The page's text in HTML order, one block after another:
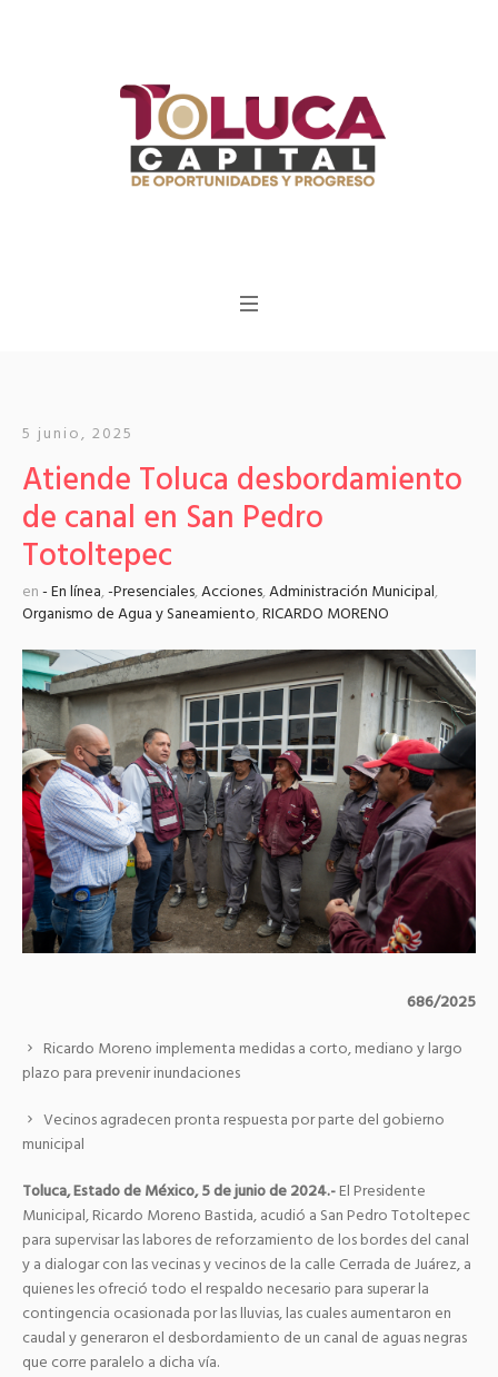
5 junio, 2025
Atiende Toluca desbordamiento
de canal en San Pedro
Totoltepec
en- En línea,-Presenciales,Acciones,Administración Municipal,
Organismo de Agua y Saneamiento,RICARDO MORENO
686/2025
Ricardo Moreno implementa medidas a corto, mediano y largo
plazo para prevenir inundaciones
Vecinos agradecen pronta respuesta por parte del gobierno
municipal
Toluca, Estado de México, 5 de junio de 2024.-El Presidente
Municipal, Ricardo Moreno Bastida, acudió a San Pedro Totoltepec
para supervisar las labores de reforzamiento de los bordes del canal
y a dialogar con las vecinas y vecinos de la calle Cerrada de Juárez, a
quienes les ofreció todo el respaldo necesario para superar la
contingencia ocasionada por las lluvias, las cuales aumentaron en
caudal y generaron el desbordamiento de un canal de aguas negras
que corre paralelo a dicha vía.